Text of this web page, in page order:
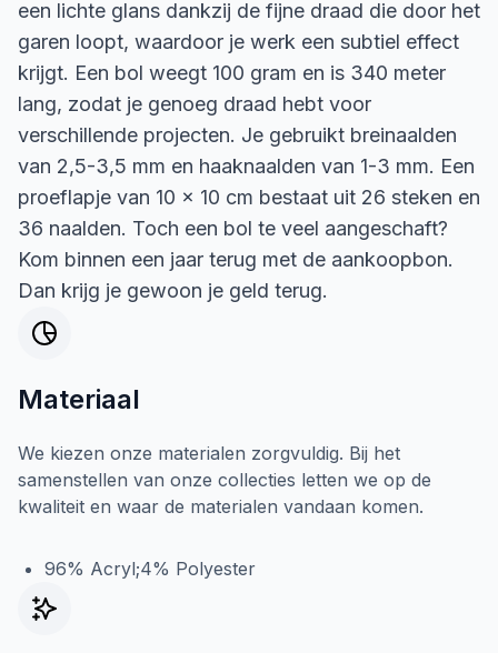
een lichte glans dankzij de fijne draad die door het
garen loopt, waardoor je werk een subtiel effect
krijgt. Een bol weegt 100 gram en is 340 meter
lang, zodat je genoeg draad hebt voor
verschillende projecten. Je gebruikt breinaalden
van 2,5-3,5 mm en haaknaalden van 1-3 mm. Een
proeflapje van 10 x 10 cm bestaat uit 26 steken en
36 naalden. Toch een bol te veel aangeschaft?
Kom binnen een jaar terug met de aankoopbon.
Dan krijg je gewoon je geld terug.
Materiaal
We kiezen onze materialen zorgvuldig. Bij het
samenstellen van onze collecties letten we op de
kwaliteit en waar de materialen vandaan komen.
96% Acryl;4% Polyester